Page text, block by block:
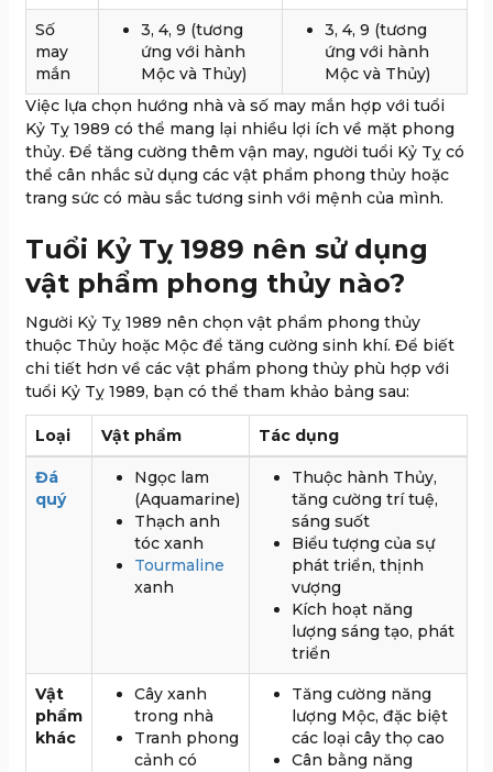
Số
may
mắn
3, 4, 9 (tương
ứng với hành
Mộc và Thủy)
3, 4, 9 (tương
ứng với hành
Mộc và Thủy)
Việc lựa chọn hướng nhà và số may mắn hợp với tuổi
Kỷ Tỵ 1989 có thể mang lại nhiều lợi ích về mặt phong
thủy. Để tăng cường thêm vận may, người tuổi Kỷ Tỵ có
thể cân nhắc sử dụng các vật phẩm phong thủy hoặc
trang sức có màu sắc tương sinh với mệnh của mình.
Tuổi Kỷ Tỵ 1989 nên sử dụng
vật phẩm phong thủy nào?
Người Kỷ Tỵ 1989 nên chọn vật phẩm phong thủy
thuộc Thủy hoặc Mộc để tăng cường sinh khí. Để biết
chi tiết hơn về các vật phẩm phong thủy phù hợp với
tuổi Kỷ Tỵ 1989, bạn có thể tham khảo bảng sau:
Loại Vật phẩm Tác dụng
Đá
quý
Ngọc lam
(Aquamarine)
Thạch anh
tóc xanh
Tourmaline
xanh
Thuộc hành Thủy,
tăng cường trí tuệ,
sáng suốt
Biểu tượng của sự
phát triển, thịnh
vượng
Kích hoạt năng
lượng sáng tạo, phát
triển
Vật
phẩm
khác
Cây xanh
trong nhà
Tranh phong
cảnh có
Tăng cường năng
lượng Mộc, đặc biệt
các loại cây thọ cao
Cân bằng năng